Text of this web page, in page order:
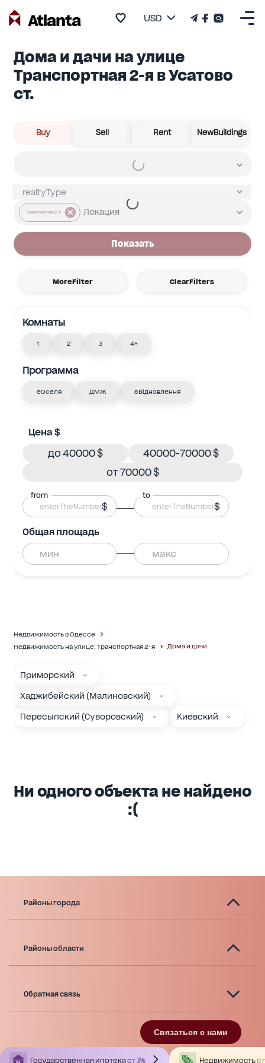
USD
Дома и дачи на улице
Транспортная 2-я в Усатово
ст.
Buy Sell Rent NewBuildings
Транспортная 2-я
Показать
MoreFilter ClearFilters
Комнаты
1 2 3 4+
Программа
еОселя ДМЖ єВідновлення
Цена $
до 40000 $
40000-70000 $
от 70000 $
from
$
to
$
Общая площадь
Недвижимость в Одессе
Недвижимость на улице: Транспортная 2-я
Дома и дачи
Приморский
Хаджибейский (Малиновский)
Пересыпский (Суворовский) Киевский
Ни одного объекта не найдено
:(
Районы города
Районы области
Обратная связь
Связаться с нами
Государственная ипотекаот 3% Недвижимостьс